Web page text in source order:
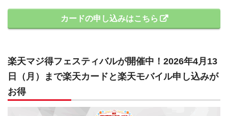
カードの申し込みはこちら
楽天マジ得フェスティバルが開催中！2026年4月13
日（月）まで楽天カードと楽天モバイル申し込みが
お得